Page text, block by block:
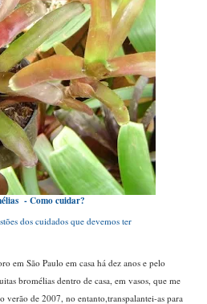
- Como cuidar?
dos cuidados que devemos ter
em São Paulo em casa há dez anos e pelo
bromélias dentro de casa, em vasos, que me
verão de 2007, no entanto,transpalantei-as para